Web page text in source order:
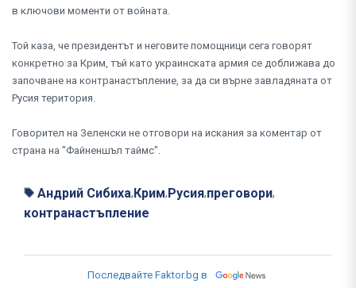
в ключови моменти от войната.
Той каза, че президентът и неговите помощници сега говорят
конкретно за Крим, тъй като украинската армия се доближава до
започване на контранастъпление, за да си върне завладяната от
Русия територия.
Говорител на Зеленски не отговори на искания за коментар от
страна на "Файненшъл таймс".
Андрий Сибиха,Крим,Русия,преговори,
контранастъпление
Последвайте Faktor.bg в